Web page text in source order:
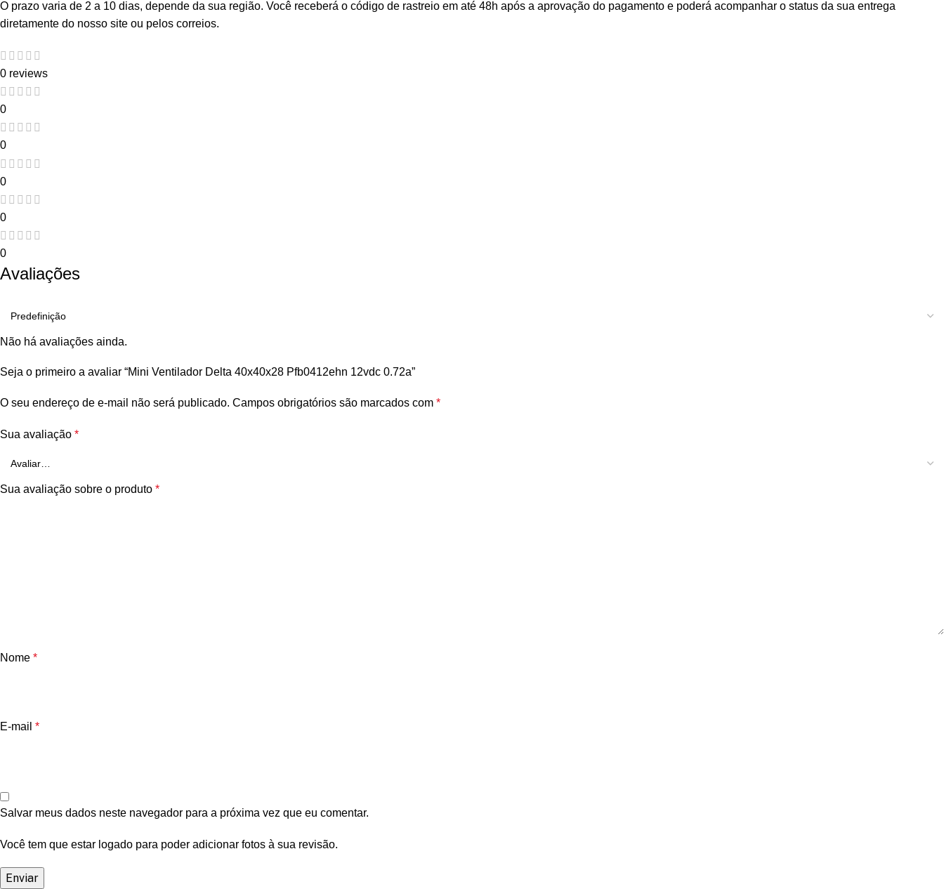
O prazo varia de 2 a 10 dias, depende da sua região. Você receberá o código de rastreio em até 48h após a aprovação do pagamento e poderá acompanhar o status da sua entrega
diretamente do nosso site ou pelos correios.
0 reviews
0
0
0
0
0
Avaliações
Não há avaliações ainda.
Seja o primeiro a avaliar “Mini Ventilador Delta 40x40x28 Pfb0412ehn 12vdc 0.72a”
O seu endereço de e-mail não será publicado. Campos obrigatórios são marcados com *
Sua avaliação *
Sua avaliação sobre o produto *
Nome *
E-mail *
Salvar meus dados neste navegador para a próxima vez que eu comentar.
Você tem que estar logado para poder adicionar fotos à sua revisão.